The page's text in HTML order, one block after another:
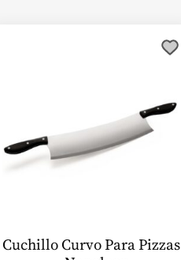
Cuchillo Curvo Para Pizzas